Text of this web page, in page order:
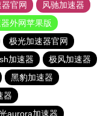
官网
风驰加速器
外网苹果版
极光加速器官网
加速器
极风加速器
黑豹加速器
器
aurora加速器